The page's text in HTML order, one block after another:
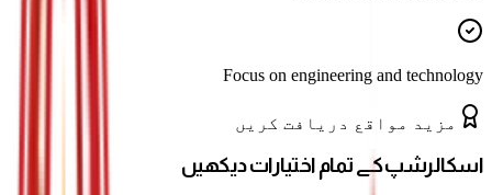
Focus on engineering and technology
مزید مواقع دریافت کریں
اسکالرشپ کے تمام اختیارات دیکھیں